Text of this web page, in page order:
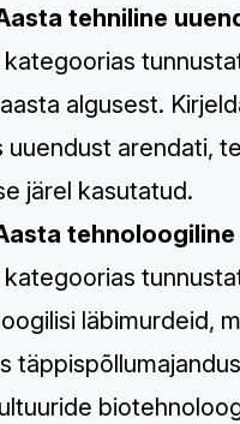
tehniline
kategoorias
algusest.
uuendust arendati,
järel kasutatud.
kategoorias
läbimurdeid,